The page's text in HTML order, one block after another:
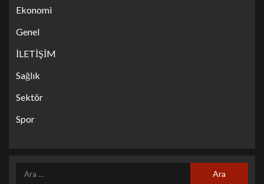
Ekonomi
Genel
İLETİŞİM
Sağlık
Sektör
Spor